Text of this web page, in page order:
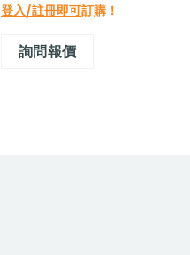
登入/註冊即可訂購！
詢問報價